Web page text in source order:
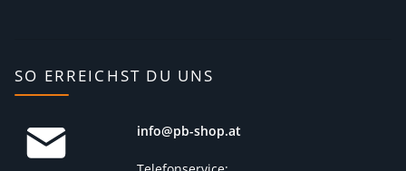
SO ERREICHST DU UNS
info@pb-shop.at